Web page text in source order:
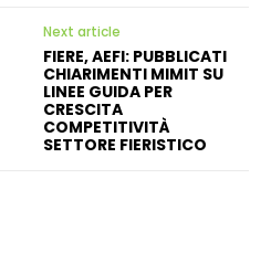
Next article
FIERE, AEFI: PUBBLICATI
CHIARIMENTI MIMIT SU
LINEE GUIDA PER
CRESCITA
COMPETITIVITÀ
SETTORE FIERISTICO